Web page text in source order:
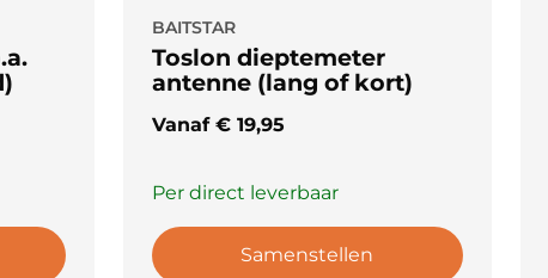
BAITSTAR
Toslon dieptemeter
antenne (lang of kort)
Vanaf €19,95
Per direct leverbaar
Samenstellen